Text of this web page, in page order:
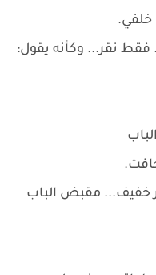
خلفي.
فقط نقر... وكأنه يقول:
خفيف... مقبض الباب